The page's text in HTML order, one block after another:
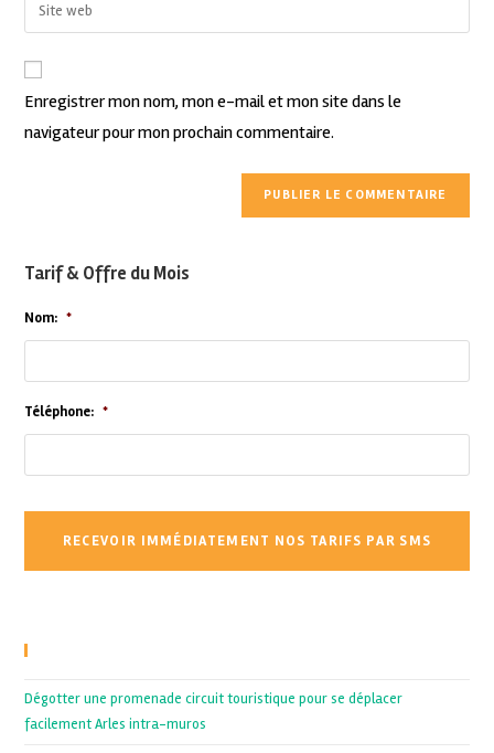
Enregistrer mon nom, mon e-mail et mon site dans le
navigateur pour mon prochain commentaire.
Tarif & Offre du Mois
Nom: *
Téléphone: *
Dégotter une promenade circuit touristique pour se déplacer
facilement Arles intra-muros